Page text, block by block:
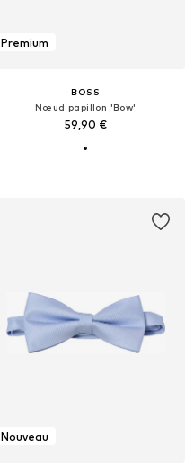
Premium
BOSS
Nœud papillon 'Bow'
59,90 €
Nouveau